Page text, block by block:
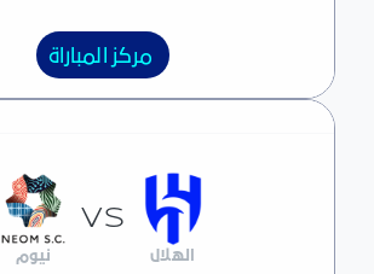
مركز المباراة
الهلال
VS
نيوم